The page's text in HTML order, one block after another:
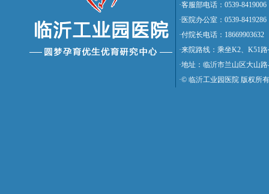
·客服部电话：0539-8419006
·医院办公室：0539-8419286
·付院长电话：18669903632
·来院路线：乘坐K2、K51
·地址：临沂市兰山区大山
·© 临沂工业园医院 版权所